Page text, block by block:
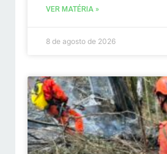
VER MATÉRIA »
8 de agosto de 2026